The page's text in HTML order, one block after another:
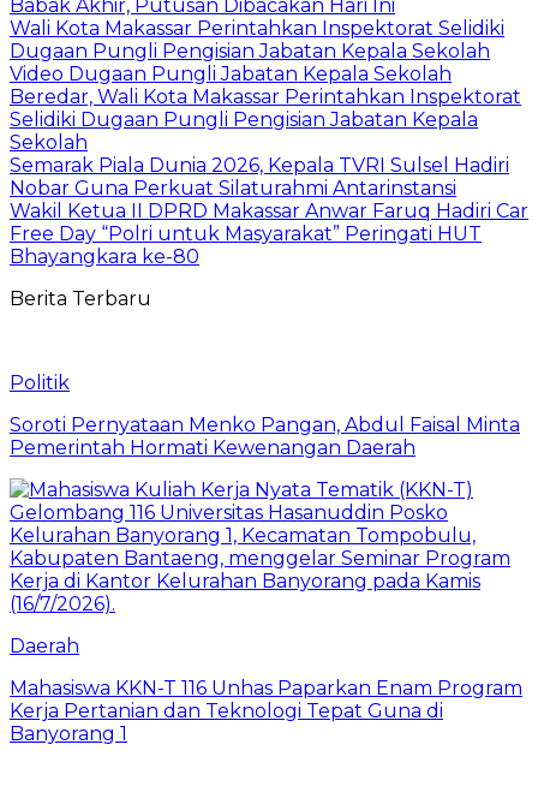
Babak Akhir, Putusan Dibacakan Hari Ini
Wali Kota Makassar Perintahkan Inspektorat Selidiki
Dugaan Pungli Pengisian Jabatan Kepala Sekolah
Video Dugaan Pungli Jabatan Kepala Sekolah
Beredar, Wali Kota Makassar Perintahkan Inspektorat
Selidiki Dugaan Pungli Pengisian Jabatan Kepala
Sekolah
Semarak Piala Dunia 2026, Kepala TVRI Sulsel Hadiri
Nobar Guna Perkuat Silaturahmi Antarinstansi
Wakil Ketua II DPRD Makassar Anwar Faruq Hadiri Car
Free Day “Polri untuk Masyarakat” Peringati HUT
Bhayangkara ke-80
Berita Terbaru
Politik
Soroti Pernyataan Menko Pangan, Abdul Faisal Minta
Pemerintah Hormati Kewenangan Daerah
Daerah
Mahasiswa KKN-T 116 Unhas Paparkan Enam Program
Kerja Pertanian dan Teknologi Tepat Guna di
Banyorang 1